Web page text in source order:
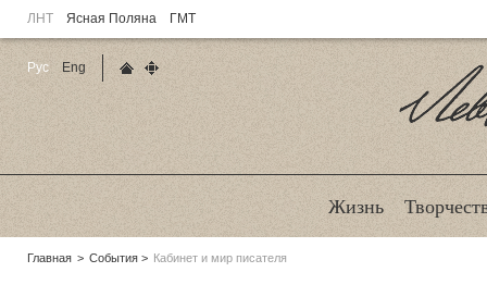
ЛНТ Ясная Поляна ГМТ
Жизнь
Родительские
Главная События Кабинет и мир писателя
Рус
Eng